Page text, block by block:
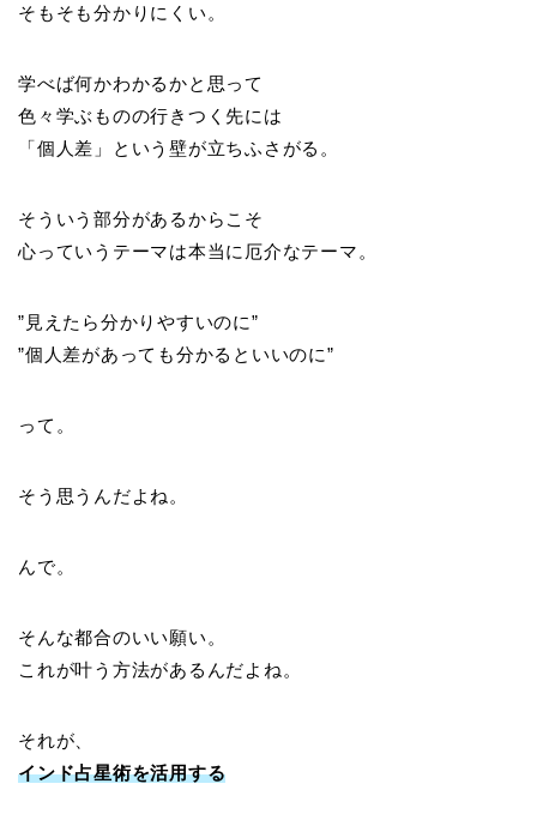
そもそも分かりにくい。
学べば何かわかるかと思って
色々学ぶものの行きつく先には
「個人差」という壁が立ちふさがる。
そういう部分があるからこそ
心っていうテーマは本当に厄介なテーマ。
”見えたら分かりやすいのに”
”個人差があっても分かるといいのに”
って。
そう思うんだよね。
んで。
そんな都合のいい願い。
これが叶う方法があるんだよね。
それが、
インド占星術を活用する